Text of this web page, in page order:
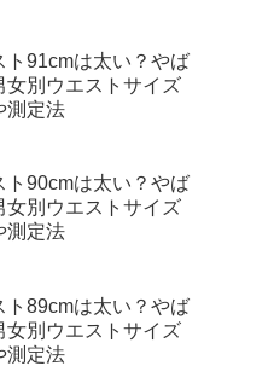
ト91cmは太い？やば
女別ウエストサイズ
測定法
ト90cmは太い？やば
女別ウエストサイズ
測定法
ト89cmは太い？やば
女別ウエストサイズ
測定法